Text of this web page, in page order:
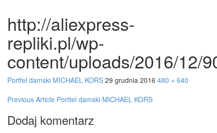
http://aliexpress-
repliki.pl/wp-
content/uploads/2016/12/
Portfel damski MICHAEL KORS 29 grudnia 2016 480 × 640
Post
navigation
Previous Article Portfel damski MICHAEL KORS
Dodaj komentarz